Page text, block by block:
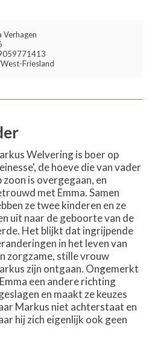
Verhagen
Friesland
Welvering is boer op
de hoeve die van vader
zoon is overgegaan, en
met Emma. Samen
ze twee kinderen en ze
uit naar de geboorte van de
Het blijkt dat ingrijpende
in het leven van
zorgzame, stille vrouw
zijn ontgaan. Ongemerkt
een andere richting
en maakt ze keuzes
Markus niet achterstaat en
hij zich eigenlijk ook geen